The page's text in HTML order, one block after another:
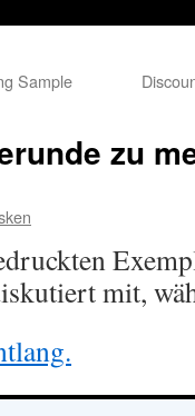
Sample
zu
mit,